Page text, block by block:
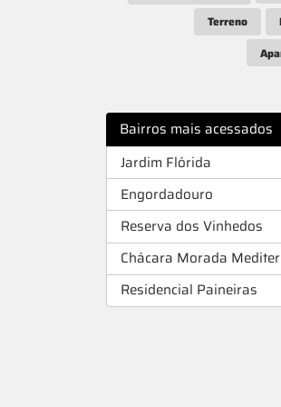
Terreno
Bairros mais acessados
Jardim Flórida
Engordadouro
Reserva dos Vinhedos
Chácara Morada
Residencial Paineiras